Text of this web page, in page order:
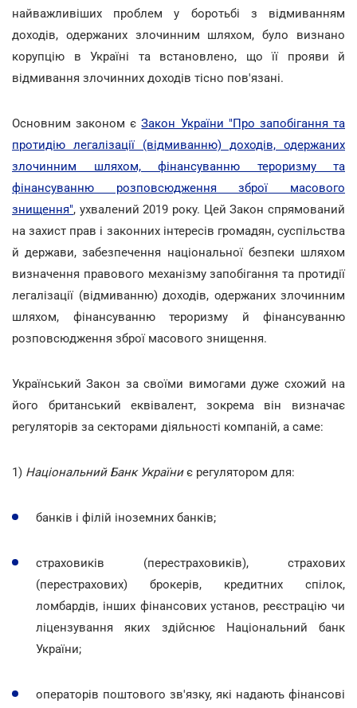
найважливіших проблем у боротьбі з відмиванням
доходів, одержаних злочинним шляхом, було визнано
корупцію в Україні та встановлено, що її прояви й
відмивання злочинних доходів тісно пов'язані.
Основним законом єЗакон України "Про запобігання та
протидію легалізації (відмиванню) доходів, одержаних
злочинним шляхом, фінансуванню тероризму та
фінансуванню розповсюдження зброї масового
знищення", ухвалений 2019 року. Цей Закон спрямований
на захист прав і законних інтересів громадян, суспільства
й держави, забезпечення національної безпеки шляхом
визначення правового механізму запобігання та протидії
легалізації (відмиванню) доходів, одержаних злочинним
шляхом, фінансуванню тероризму й фінансуванню
розповсюдження зброї масового знищення.
Український Закон за своїми вимогами дуже схожий на
його британський еквівалент, зокрема він визначає
регуляторів за секторами діяльності компаній, а саме:
1) Національний Банк Україниє регулятором для:
банків і філій іноземних банків;
страховиків (перестраховиків), страхових
(перестрахових) брокерів, кредитних спілок,
ломбардів, інших фінансових установ, реєстрацію чи
ліцензування яких здійснює Національний банк
України;
операторів поштового зв'язку, які надають фінансові